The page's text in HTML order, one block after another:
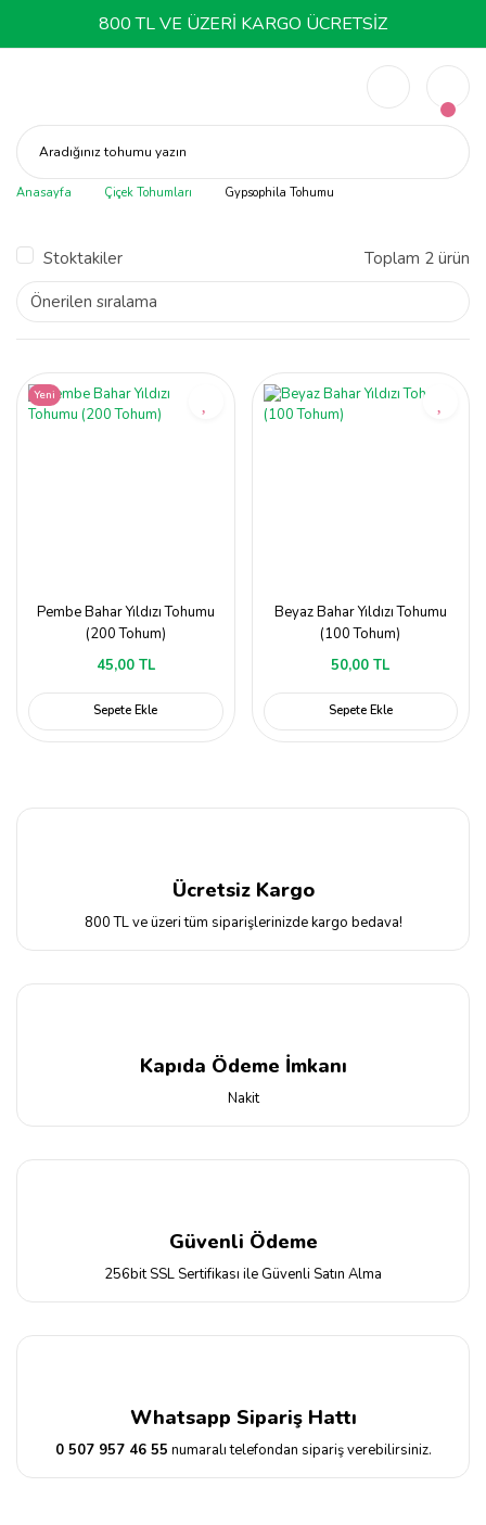
800 TL VE ÜZERİ KARGO ÜCRETSİZ
Aradığınız tohumu yazın
Anasayfa Çiçek Tohumları Gypsophila Tohumu
Stoktakiler Toplam 2 ürün
Yeni
Pembe Bahar Yıldızı Tohumu
(200 Tohum)
45,00 TL
Sepete Ekle
Beyaz Bahar Yıldızı Tohumu
(100 Tohum)
50,00 TL
Sepete Ekle
Ücretsiz Kargo
800 TL ve üzeri tüm siparişlerinizde kargo bedava!
Kapıda Ödeme İmkanı
Nakit
Güvenli Ödeme
256bit SSL Sertifikası ile Güvenli Satın Alma
Whatsapp Sipariş Hattı
0 507 957 46 55 numaralı telefondan sipariş verebilirsiniz.